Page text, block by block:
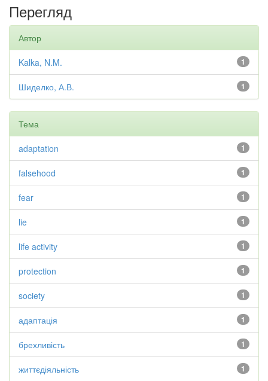
Перегляд
Автор
1
Kalka, N.M.
1
Шиделко, А.В.
Тема
1
adaptation
1
falsehood
1
fear
1
lie
1
life activity
1
protection
1
society
1
адаптація
1
брехливість
1
життєдіяльність